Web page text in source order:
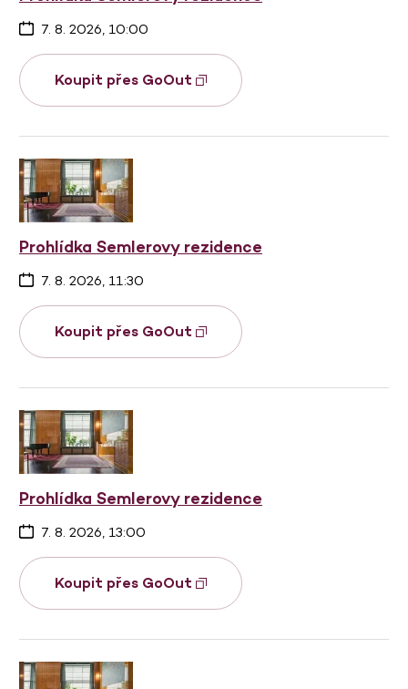
7. 8. 2026, 10:00
Koupit přes GoOut
Prohlídka Semlerovy rezidence
7. 8. 2026, 11:30
Koupit přes GoOut
Prohlídka Semlerovy rezidence
7. 8. 2026, 13:00
Koupit přes GoOut